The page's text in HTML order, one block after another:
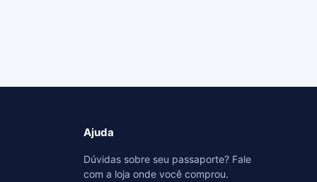
Ajuda
Dúvidas sobre seu passaporte? Fale
com a loja onde você comprou.